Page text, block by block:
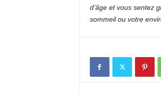
d’âge et vous sentez
sommeil ou votre